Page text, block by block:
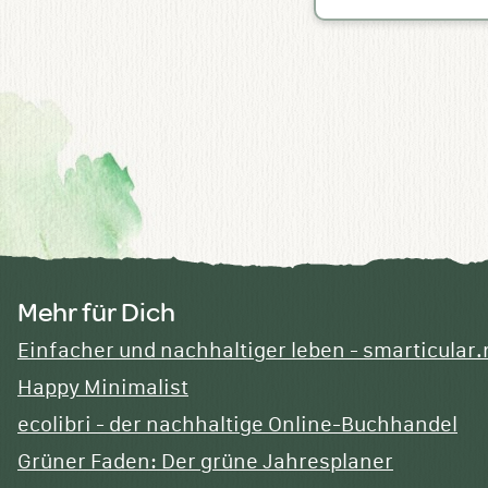
Mehr für Dich
Einfacher und nachhaltiger leben -
Happy Minimalist
ecolibri - der nachhaltige Online-Buchhandel
Grüner Faden: Der grüne Jahresplaner